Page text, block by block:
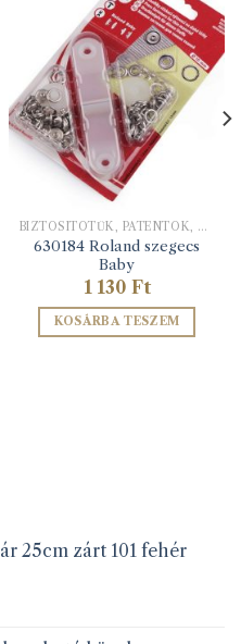
BIZTOSÍTÓTŰK, PATENTOK, KAPCSOK
630184 Roland szegecs
Baby
1 130 Ft
KOSÁRBA TESZEM
25cm zárt 101 fehér